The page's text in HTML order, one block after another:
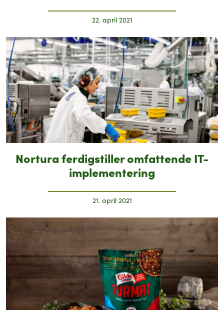
22. april 2021
Nortura ferdigstiller omfattende IT-
implementering
21. april 2021